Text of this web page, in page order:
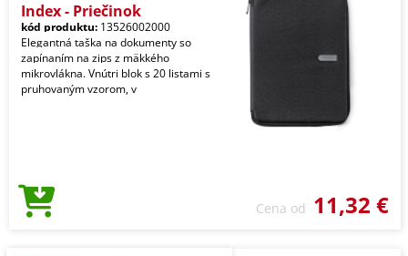
Index - Priečinok
kód produktu: 13526002000
Elegantná taška na dokumenty so
zapínaním na zips z mäkkého
mikrovlákna. Vnútri blok s 20 listami s
pruhovaným vzorom, v
Cena od 11,32 €